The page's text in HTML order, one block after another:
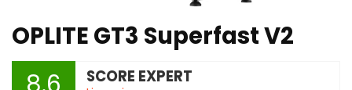
OPLITE GT3 Superfast V2
SCORE EXPERT